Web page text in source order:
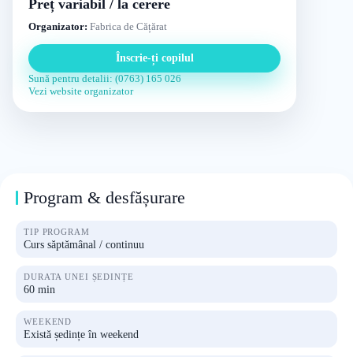
Preț variabil / la cerere
Organizator: Fabrica de Cățărat
Înscrie-ți copilul
Sună pentru detalii: (0763) 165 026
Vezi website organizator
Program & desfășurare
TIP PROGRAM
Curs săptămânal / continuu
DURATA UNEI ȘEDINȚE
60 min
WEEKEND
Există ședințe în weekend